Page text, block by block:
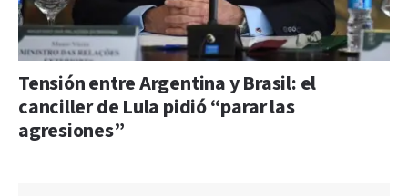
Tensión entre Argentina y Brasil: el
canciller de Lula pidió “parar las
agresiones”